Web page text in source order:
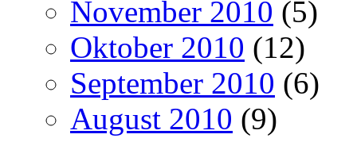
November 2010 (5)
Oktober 2010 (12)
September 2010 (6)
August 2010 (9)